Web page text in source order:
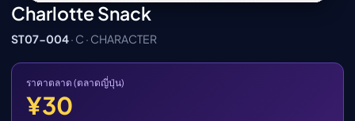
Charlotte Snack
ST07-004· C · CHARACTER
ราคาตลาด (ตลาดญี่ปุ่น)
¥30